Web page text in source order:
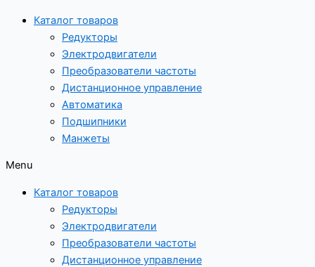
Каталог товаров
Редукторы
Электродвигатели
Преобразователи частоты
Дистанционное управление
Автоматика
Подшипники
Манжеты
Menu
Каталог товаров
Редукторы
Электродвигатели
Преобразователи частоты
Дистанционное управление